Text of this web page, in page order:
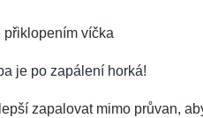
přiklopením víčka
je po zapálení horká!
zapalovat mimo průvan,